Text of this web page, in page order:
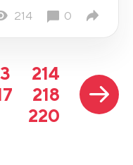
214 0
214
218
220